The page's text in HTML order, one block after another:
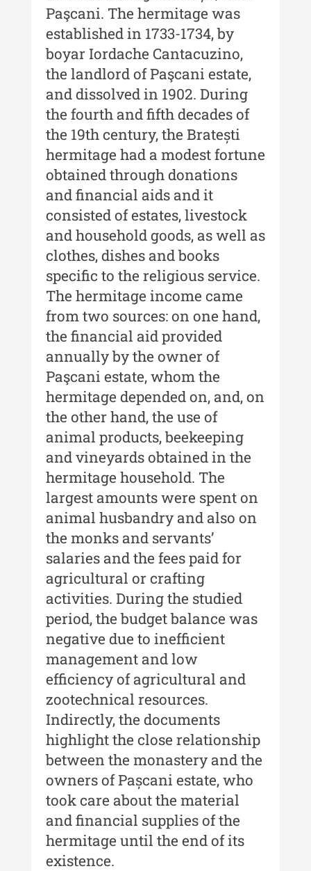
Buletinul ”Ioan Neculce” al
Muzeului de Istorie a Moldovei -
XXIII / 2017
Buletinul ”Ioan Neculce” al
Muzeului de Istorie a Moldovei -
XXII / 2016
Indexul Complet
Anuarul Muzeului Etnografic al
Moldovei
Anuarul Muzeului Etnografic al
Moldovei - XXII / 2022
Anuarul Muzeului Etnografic al
Moldovei - XXI / 2021
Anuarul Muzeului Etnografic al
Moldovei - XX / 2020
Indexul Complet
Buletinul Muzeului Științei și
Tehnicii ”Ștefan Procopiu”
Buletinul Muzeului Științei și
Tehnicii ”Ștefan Procopiu” - An
XV / Nr. 15 / 2021
Buletinul Muzeului Științei și
Tehnicii ”Ștefan Procopiu” - An
XIV / Nr. 14 / 2020
Buletinul Muzeului Științei și
Tehnicii ”Ștefan Procopiu” - An
XII / Nr. 13 / 2019
Indexul Complet
Buletinul Centrului de Cercetare și
Conservare-Restaurare a
Patrimoniului
Buletinul Centrului de Cercetare
și Conservare-Restaurare a
Patrimoniului - 2021
Buletinul Centrului de Cercetare
și Conservare-Restaurare a
Patrimoniului - 2020
Buletinul Centrului de Cercetare
și Conservare-Restaurare a
Patrimoniului - 2019
Paşcani. The hermitage was
established in 1733-1734, by
boyar Iordache Cantacuzino,
the landlord of Paşcani estate,
and dissolved in 1902. During
the fourth and fifth decades of
the 19th century, the Bratești
hermitage had a modest fortune
obtained through donations
and financial aids and it
consisted of estates, livestock
and household goods, as well as
clothes, dishes and books
specific to the religious service.
The hermitage income came
from two sources: on one hand,
the financial aid provided
annually by the owner of
Paşcani estate, whom the
hermitage depended on, and, on
the other hand, the use of
animal products, beekeeping
and vineyards obtained in the
hermitage household. The
largest amounts were spent on
animal husbandry and also on
the monks and servants’
salaries and the fees paid for
agricultural or crafting
activities. During the studied
period, the budget balance was
negative due to inefficient
management and low
efficiency of agricultural and
zootechnical resources.
Indirectly, the documents
highlight the close relationship
between the monastery and the
owners of Pașcani estate, who
took care about the material
and financial supplies of the
hermitage until the end of its
existence.